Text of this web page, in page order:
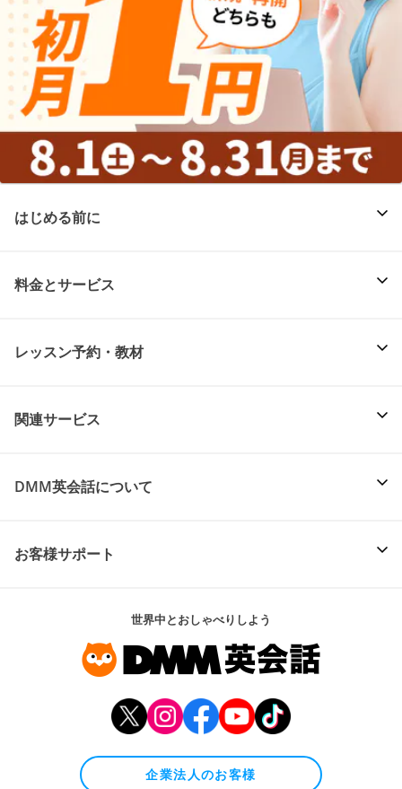
はじめる前に
料金とサービス
レッスン予約・教材
関連サービス
DMM英会話について
お客様サポート
世界中とおしゃべりしよう
企業法人のお客様